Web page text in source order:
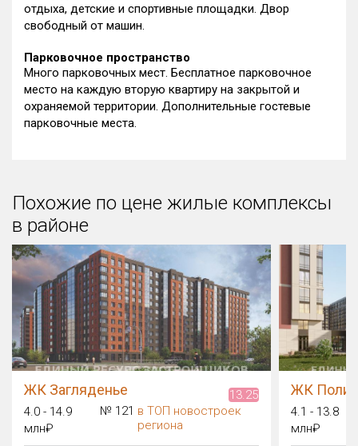
отдыха, детские и спортивные площадки. Двор
свободный от машин.
Парковочное пространство
Много парковочных мест. Бесплатное парковочное
место на каждую вторую квартиру на закрытой и
охраняемой территории. Дополнительные гостевые
парковочные места.
Похожие по цене жилые комплексы
в районе
ЖК Загляденье
13.25
4.0 - 14.9
млн₽
№ 121 в ТОП новостроек
региона
ЖК
4.1 - 13.8
млн₽